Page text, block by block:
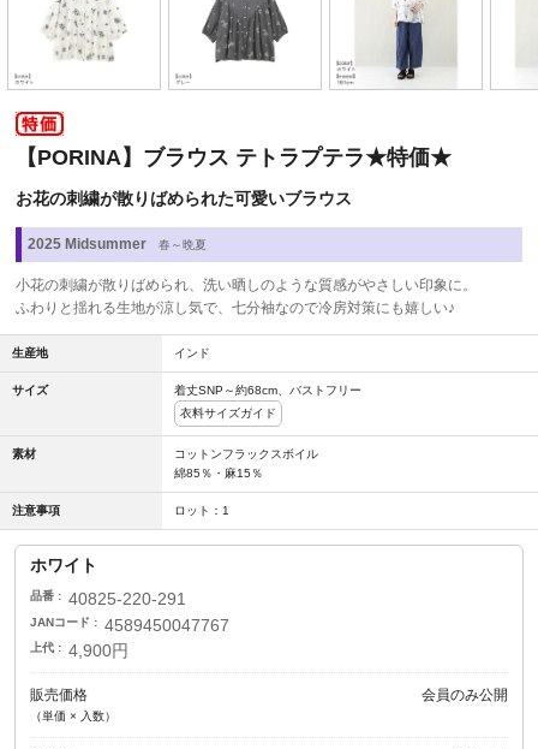
【PORINA】ブラウス テトラプテラ★特価★
お花の刺繍が散りばめられた可愛いブラウス
2025 Midsummer 春～晩夏
小花の刺繍が散りばめられ、洗い晒しのような質感がやさしい印象に。
ふわりと揺れる生地が涼し気で、七分袖なので冷房対策にも嬉しい♪
生産地 インド
サイズ
着丈SNP～約68cm、バストフリー
衣料サイズガイド
素材
コットンフラックスボイル
綿85％・麻15％
注意事項 ロット：1
ホワイト
品番 40825-220-291
JANコード 4589450047767
上代 4,900円
販売価格
（単価 × 入数）
会員のみ公開